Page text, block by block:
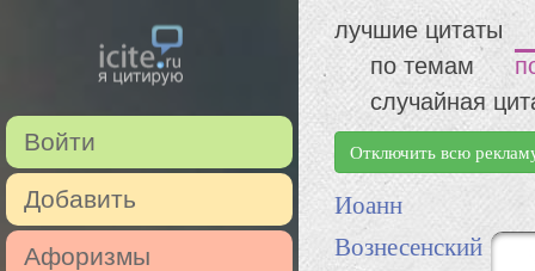
Войти
Добавить
Афоризмы
лучшие цитаты
по темам
случайная
Отключить всю
Иоанн
Вознесенский